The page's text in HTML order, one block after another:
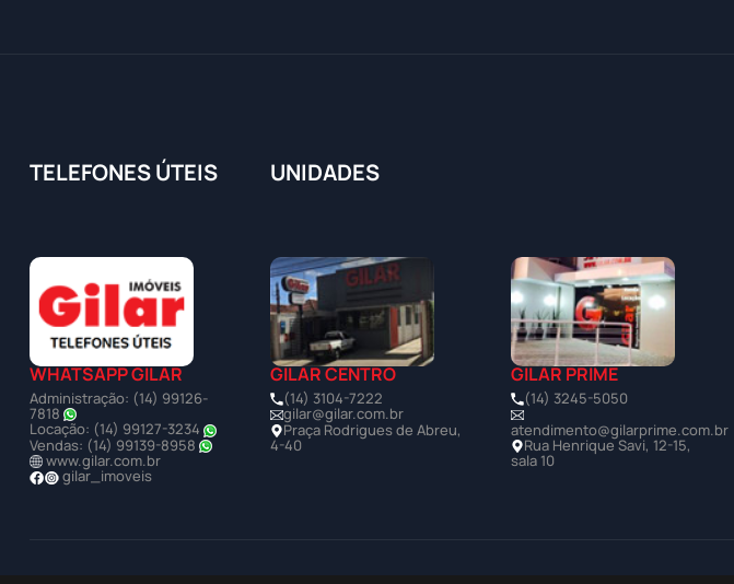
TELEFONES ÚTEIS UNIDADES
WHATSAPP GILAR
Administração: (14) 99126-
7818
Locação: (14) 99127-3234
Vendas: (14) 99139-8958
www.gilar.com.br
gilar_imoveis
GILAR CENTRO
(14) 3104-7222
gilar@gilar.com.br
Praça Rodrigues de Abreu,
4-40
GILAR PRIME
(14) 3245-5050
atendimento@gilarprime.com.br
Rua Henrique Savi, 12-15,
sala 10